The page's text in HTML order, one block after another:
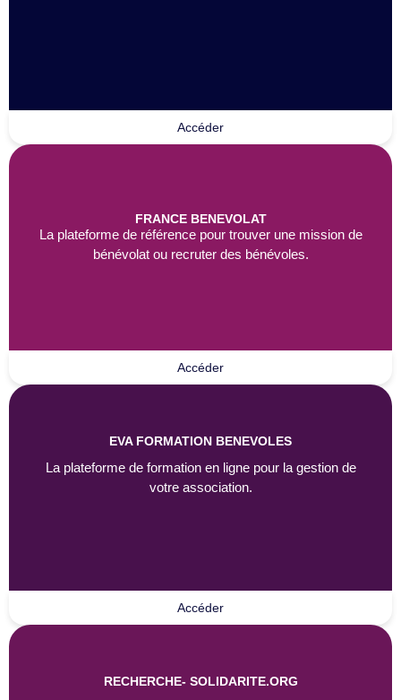
Accéder
FRANCE BENEVOLAT
La plateforme de référence pour trouver une mission de
bénévolat ou recruter des bénévoles.
Accéder
EVA FORMATION BENEVOLES
La plateforme de formation en ligne pour la gestion de
votre association.
Accéder
RECHERCHE- SOLIDARITE.ORG